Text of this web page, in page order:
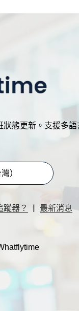
更新。支援多
）
蹤器？ | 最新消息